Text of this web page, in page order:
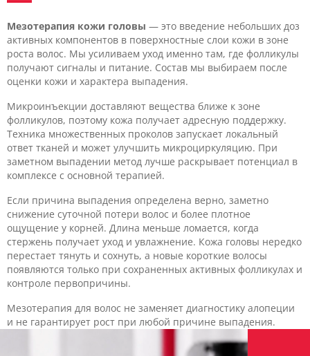
Мезотерапия кожи головы — это введение небольших доз
активных компонентов в поверхностные слои кожи в зоне
роста волос. Мы усиливаем уход именно там, где фолликулы
получают сигналы и питание. Состав мы выбираем после
оценки кожи и характера выпадения.
Микроинъекции доставляют вещества ближе к зоне
фолликулов, поэтому кожа получает адресную поддержку.
Техника множественных проколов запускает локальный
ответ тканей и может улучшить микроциркуляцию. При
заметном выпадении метод лучше раскрывает потенциал в
комплексе с основной терапией.
Если причина выпадения определена верно, заметно
снижение суточной потери волос и более плотное
ощущение у корней. Длина меньше ломается, когда
стержень получает уход и увлажнение. Кожа головы нередко
перестает тянуть и сохнуть, а новые короткие волосы
появляются только при сохраненных активных фолликулах и
контроле первопричины.
Мезотерапия для волос не заменяет диагностику алопеции
и не гарантирует рост при любой причине выпадения.